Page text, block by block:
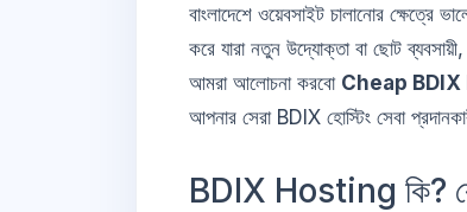
বাংলাদেশে ওয়েবসাইট চালানোর ক্ষেত্রে
করে যারা নতুন উদ্যোক্তা বা ছোট
আমরা আলোচনা করবো Cheap
আপনার সেরা BDIX হোস্টিং সেবা
BDIX Hosting কি?